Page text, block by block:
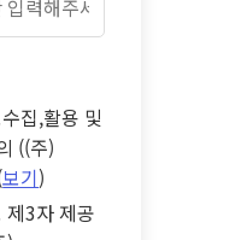
집,활용 및
((주)
보기)
제3자 제공